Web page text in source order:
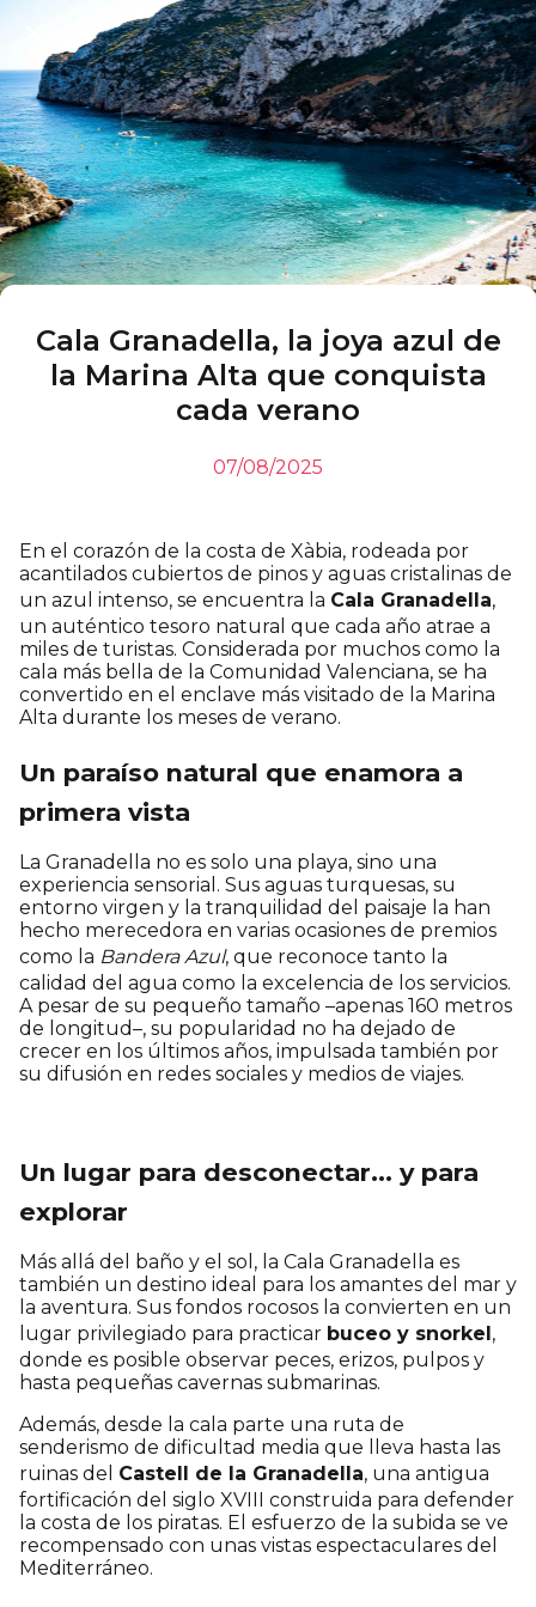
Cala Granadella, la joya azul de
la Marina Alta que conquista
cada verano
07/08/2025
En el corazón de la costa de Xàbia, rodeada por
acantilados cubiertos de pinos y aguas cristalinas de
un azul intenso, se encuentra la Cala Granadella,
un auténtico tesoro natural que cada año atrae a
miles de turistas. Considerada por muchos como la
cala más bella de la Comunidad Valenciana, se ha
convertido en el enclave más visitado de la Marina
Alta durante los meses de verano.
Un paraíso natural que enamora a
primera vista
La Granadella no es solo una playa, sino una
experiencia sensorial. Sus aguas turquesas, su
entorno virgen y la tranquilidad del paisaje la han
hecho merecedora en varias ocasiones de premios
como la Bandera Azul, que reconoce tanto la
calidad del agua como la excelencia de los servicios.
A pesar de su pequeño tamaño –apenas 160 metros
de longitud–, su popularidad no ha dejado de
crecer en los últimos años, impulsada también por
su difusión en redes sociales y medios de viajes.
Un lugar para desconectar… y para
explorar
Más allá del baño y el sol, la Cala Granadella es
también un destino ideal para los amantes del mar y
la aventura. Sus fondos rocosos la convierten en un
lugar privilegiado para practicar buceo y snorkel,
donde es posible observar peces, erizos, pulpos y
hasta pequeñas cavernas submarinas.
Además, desde la cala parte una ruta de
senderismo de dificultad media que lleva hasta las
ruinas del Castell de la Granadella, una antigua
fortificación del siglo XVIII construida para defender
la costa de los piratas. El esfuerzo de la subida se ve
recompensado con unas vistas espectaculares del
Mediterráneo.